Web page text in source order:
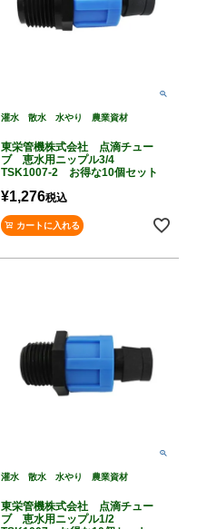
灌水 散水 水やり 農業資材
東栄管機株式会社 点滴チュー
ブ 恵水用ニップル3/4
TSK1007-2 お得な10個セット
¥1,276税込
カートに入れる
灌水 散水 水やり 農業資材
東栄管機株式会社 点滴チュー
ブ 恵水用ニップル1/2